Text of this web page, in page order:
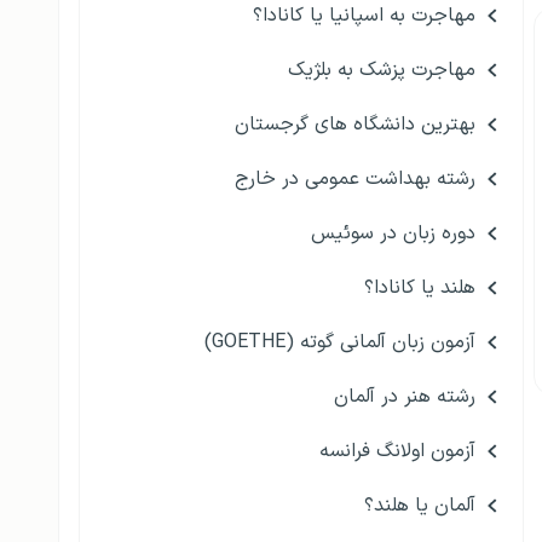
مهاجرت به اسپانیا یا کانادا؟
مهاجرت پزشک به بلژیک
بهترین دانشگاه های گرجستان
رشته بهداشت عمومی در خارج
دوره زبان در سوئیس
هلند یا کانادا؟
آزمون زبان آلمانی گوته (GOETHE)
رشته هنر در آلمان
آزمون اولانگ فرانسه
آلمان یا هلند؟